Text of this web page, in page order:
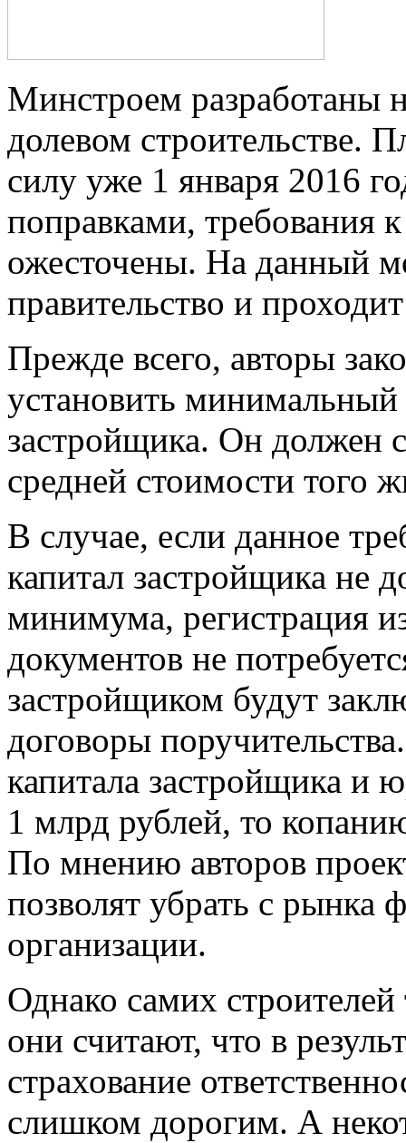
Минстроем разработаны
долевом строительстве.
силу уже 1 января 2016
поправками, требования
ожесточены. На данный
правительство и
Прежде всего, авторы
установить минимальный
застройщика. Он должен
средней стоимости того
В случае, если данное
капитал застройщика не
минимума, регистрация
документов не
застройщиком будут
договоры
капитала застройщика и
1 млрд рублей, то
По мнению авторов
позволят убрать с рынка
организации.
Однако самих строителей
они считают, что в
страхование
слишком дорогим. А